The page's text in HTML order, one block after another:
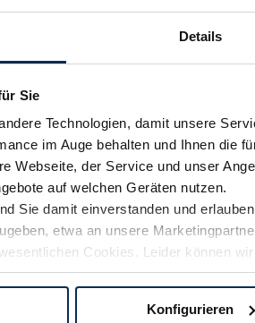
Details
Sie
Technologien, damit unsere
im Auge behalten und Ihnen die
Webseite, der Service und unser
auf welchen Geräten nutzen.
Sie damit einverstanden und
etwa an unsere
Cookies. Leider können
Weg zu Ihrem Neuwagen
Konfigurieren
(kombiniert) 0,0 g/km, CO₂-Klasse A